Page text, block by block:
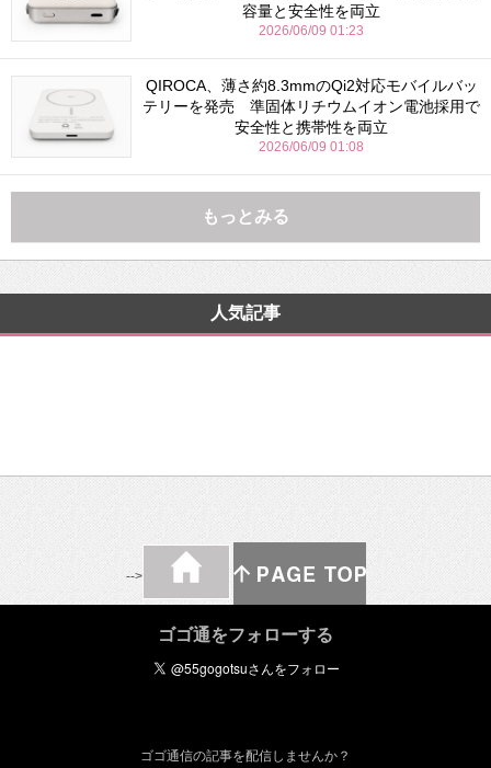
容量と安全性を両立
2026/06/09 01:23
QIROCA、薄さ約8.3mmのQi2対応モバイルバッ
テリーを発売 準固体リチウムイオン電池採用で
安全性と携帯性を両立
2026/06/09 01:08
もっとみる
人気記事
-->
ゴゴ通をフォローする
ゴゴ通信の記事を配信しませんか？